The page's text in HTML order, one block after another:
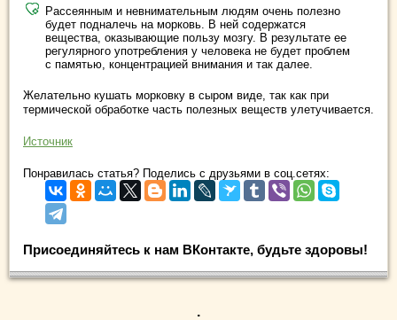
Рассеянным и невнимательным людям очень полезно
будет подналечь на морковь. В ней содержатся
вещества, оказывающие пользу мозгу. В результате ее
регулярного употребления у человека не будет проблем
с памятью, концентрацией внимания и так далее.
Желательно кушать морковку в сыром виде, так как при
термической обработке часть полезных веществ улетучивается.
Источник
Понравилась статья? Поделись с друзьями в соц.сетях:
Присоединяйтесь к нам ВКонтакте, будьте здоровы!
.